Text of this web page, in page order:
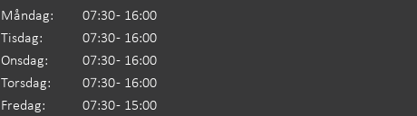
Måndag:
07:30 - 16:00
Tisdag:
07:30 - 16:00
Onsdag:
07:30 - 16:00
Torsdag:
07:30 - 16:00
Fredag:
07:30 - 15:00